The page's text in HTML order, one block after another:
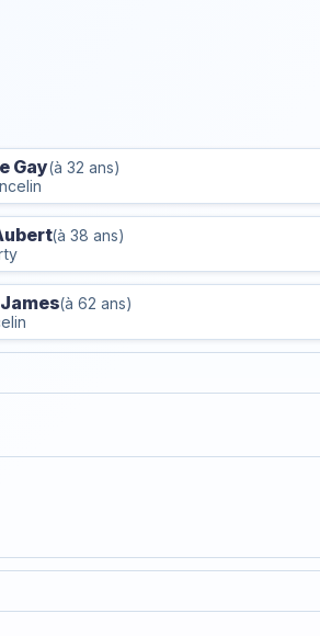
Gay(à 32 ans)
(à 38 ans)
(à 62 ans)